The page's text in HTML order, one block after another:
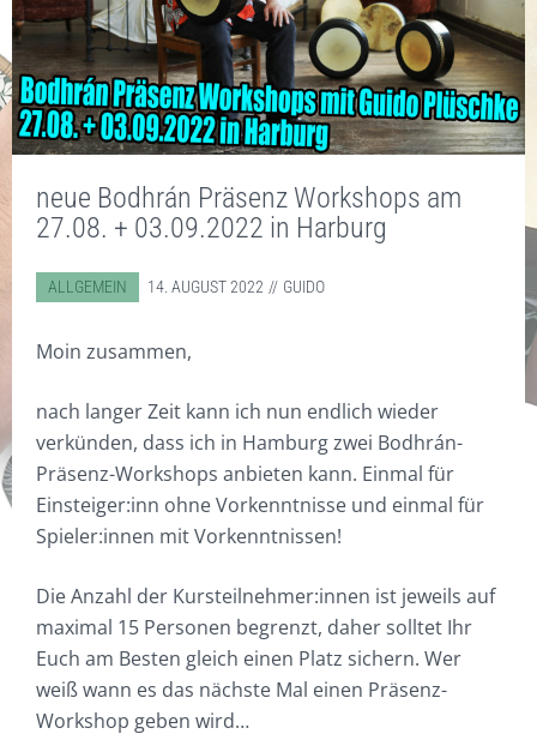
ZUBEHÖR
WORKSHOPS
STANDARD
EBENHOLZ
COCOBOLO
HOT RODS
KLICKSTICKS
FILZ
VERY SPECIAL
TASCHEN
ZUBEHÖR
DIGITAL WORKSHOPS
DVD
CDS
T-SHIRTS & POLO-SHIRTS
GUTSCHEINE
CD/DVD
DISKOGRAFIE
SOUNDBEISPIELE
VIDEOS
FOTOS
KONTAKT
SONSTIGES
BODHRÁN WITZE
WARENKORB
DIGITAL WORKSHOPS
neue Bodhrán Präsenz Workshops am
27.08. + 03.09.2022 in Harburg
ABGELEGT IN:
ALLGEMEIN 14. AUGUST 2022 GUIDO
Moin zusammen,
nach langer Zeit kann ich nun endlich wieder
verkünden, dass ich in Hamburg zwei Bodhrán-
Präsenz-Workshops anbieten kann. Einmal für
Einsteiger:inn ohne Vorkenntnisse und einmal für
Spieler:innen mit Vorkenntnissen!
Die Anzahl der Kursteilnehmer:innen ist jeweils auf
maximal 15 Personen begrenzt, daher solltet Ihr
Euch am Besten gleich einen Platz sichern. Wer
weiß wann es das nächste Mal einen Präsenz-
Workshop geben wird…